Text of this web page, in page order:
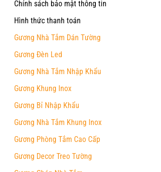
Chính sách bảo mật thông tin
Hình thức thanh toán
Gương Nhà Tắm Dán Tường
Gương Đèn Led
Gương Nhà Tắm Nhập Khẩu
Gương Khung Inox
Gương Bỉ Nhập Khẩu
Gương Nhà Tắm Khung Inox
Gương Phòng Tắm Cao Cấp
Gương Decor Treo Tường